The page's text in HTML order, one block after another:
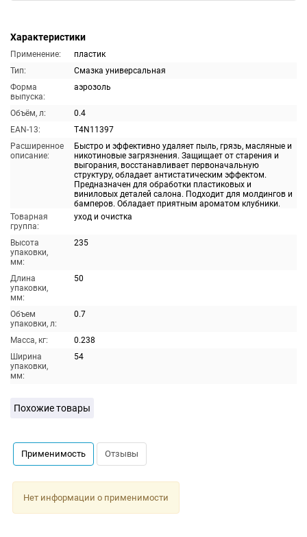
Характеристики
Применение:
пластик
Тип:
Смазка универсальная
Форма
выпуска:
аэрозоль
Объём, л:
0.4
EAN-13:
T4N11397
Расширенное
описание:
Быстро и эффективно удаляет пыль, грязь, масляные и
никотиновые загрязнения. Защищает от старения и
выгорания, восстанавливает первоначальную
структуру, обладает антистатическим эффектом.
Предназначен для обработки пластиковых и
виниловых деталей салона. Подходит для молдингов и
бамперов. Обладает приятным ароматом клубники.
Товарная
группа:
уход и очистка
Высота
упаковки,
мм:
235
Длина
упаковки,
мм:
50
Объем
упаковки, л:
0.7
Масса, кг:
0.238
Ширина
упаковки,
мм:
54
Похожие товары
Применимость Отзывы
Нет информации о применимости